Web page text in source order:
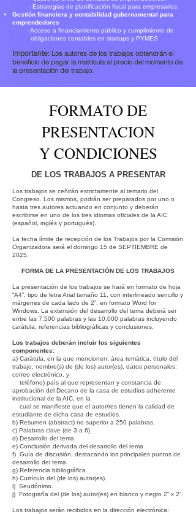
- Estrategias de planificación fiscal para empresarios.
Gestión financiera y contabilidad gubernamental para
emprendedores
- Acceso a financiamiento público y cumplimiento de
obligaciones contables en startups y PYMES
Importante: Los autores de los trabajos obtendrán el
beneficio de pagar la matrícula al precio del momento de
la presentación del trabajo.
FORMATO DE
PRESENTACION
Y CONDICIONES
DE LOS TRABAJOS A PRESENTAR
Los trabajos se ceñirán estrictamente al temario del
Congreso. Los mismos, podrán ser preparados por uno o
hasta tres autores actuando en conjunto y deberán
escribirse en uno de los tres idiomas oficiales de la AIC
(español, inglés y portugués).
La fecha límite de recepción de los Trabajos por la Comisión
Organizadora será el domingo 15 de SEPTIEMBRE de
2025.
FORMA DE LA PRESENTACIÓN DE LOS TRABAJOS
La presentación de los trabajos se hará en formato de hoja
“A4”, tipo de letra Arial tamaño 11, con interlineado sencillo y
márgenes de cada lado de 2”, en formato Word for
Windows. La extensión del desarrollo del tema deberá ser
entre las 7.500 palabras y las 10.000 palabras incluyendo
carátula, referencias bibliográficas y conclusiones.
Los trabajos deberán incluir los siguientes
componentes:
a) Carátula, en la que mencionen: área temática, título del
trabajo, nombre(s) de (de los) autor(es), datos personales:
correo electrónico, y
teléfono) país al que representan y constancia de
aprobación del Decano de la casa de estudios adherente
institucional de la AIC, en la
cual se manifieste que el autor/res tienen la calidad de
estudiante de dicha casa de estudios.
b) Resumen (abstract) no superior a 250 palabras.
c) Palabras clave (de 3 a 6)
d) Desarrollo del tema.
e) Conclusión derivada del desarrollo del tema
f) Guía de discusión, destacando los principales puntos de
desarrollo del tema.
g) Referencia bibliográfica.
h) Currículo del (de los) autor(es).
i) Seudónimo.
j) Fotografía del (de los) autor(es) en blanco y negro 2” x 2”.
Los trabajos serán recibidos en la dirección electrónica: